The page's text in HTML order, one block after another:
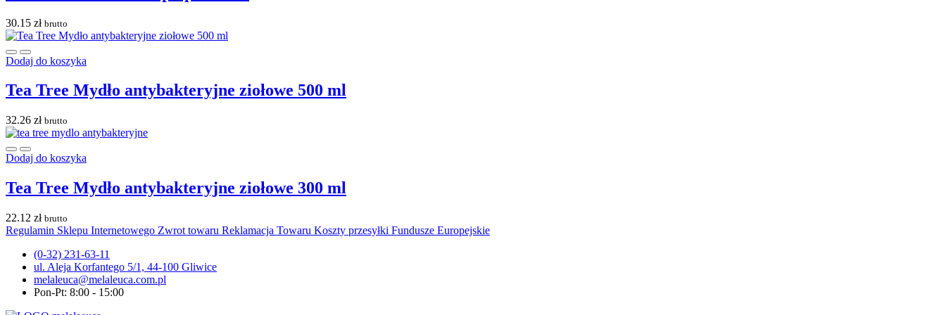
30.15 zł brutto
Dodaj do koszyka
Tea Tree Mydło antybakteryjne ziołowe 500 ml
32.26 zł brutto
Dodaj do koszyka
Tea Tree Mydło antybakteryjne ziołowe 300 ml
22.12 zł brutto
Regulamin Sklepu Internetowego Zwrot towaru Reklamacja Towaru Koszty przesyłki Fundusze Europejskie
(0-32) 231-63-11
ul. Aleja Korfantego 5/1, 44-100 Gliwice
melaleuca@melaleuca.com.pl
Pon-Pt: 8:00 - 15:00